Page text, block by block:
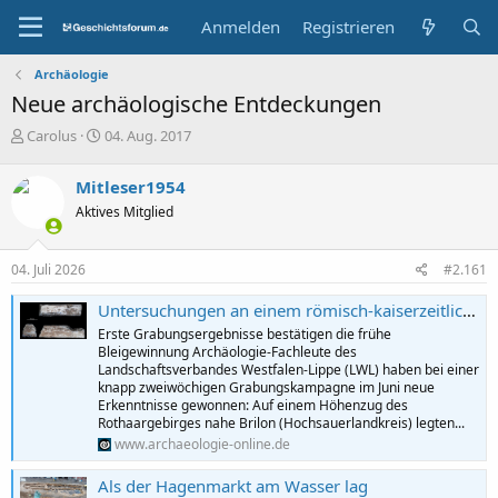
Anmelden Registrieren
Archäologie
Neue archäologische Entdeckungen
E
s
t
l
e
Carolus
E
t
e
l
m
04. Aug. 2017
Mitleser1954
Aktives Mitglied
04. Juli 2026 #2.161
Untersuchungen an einem römisch-kaiserzeitlichen Verhüttungsplatz bei Brilon
Erste Grabungsergebnisse bestätigen die frühe
Bleigewinnung Archäologie-Fachleute des
Landschaftsverbandes Westfalen-Lippe (LWL) haben bei einer
knapp zweiwöchigen Grabungskampagne im Juni neue
Erkenntnisse gewonnen: Auf einem Höhenzug des
Rothaargebirges nahe Brilon (Hochsauerlandkreis) legten...
www.archaeologie-online.de
Als der Hagenmarkt am Wasser lag